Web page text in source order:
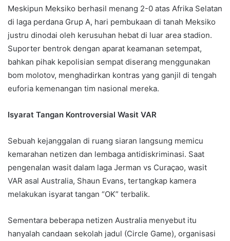
Meskipun Meksiko berhasil menang 2-0 atas Afrika Selatan
di laga perdana Grup A, hari pembukaan di tanah Meksiko
justru dinodai oleh kerusuhan hebat di luar area stadion.
Suporter bentrok dengan aparat keamanan setempat,
bahkan pihak kepolisian sempat diserang menggunakan
bom molotov, menghadirkan kontras yang ganjil di tengah
euforia kemenangan tim nasional mereka.
Isyarat Tangan Kontroversial Wasit VAR
Sebuah kejanggalan di ruang siaran langsung memicu
kemarahan netizen dan lembaga antidiskriminasi. Saat
pengenalan wasit dalam laga Jerman vs Curaçao, wasit
VAR asal Australia, Shaun Evans, tertangkap kamera
melakukan isyarat tangan “OK” terbalik.
Sementara beberapa netizen Australia menyebut itu
hanyalah candaan sekolah jadul (Circle Game), organisasi